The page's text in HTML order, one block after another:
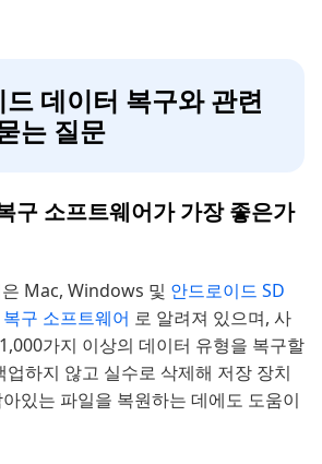
데이터 복구와 관련
는 질문
구 소프트웨어가 가장 좋은가
Mac, Windows 및 안드로이드 SD
구 소프트웨어 로 알려져 있으며, 사
가지 이상의 데이터 유형을 복구할
업하지 않고 실수로 삭제해 저장 장치
있는 파일을 복원하는 데에도 도움이